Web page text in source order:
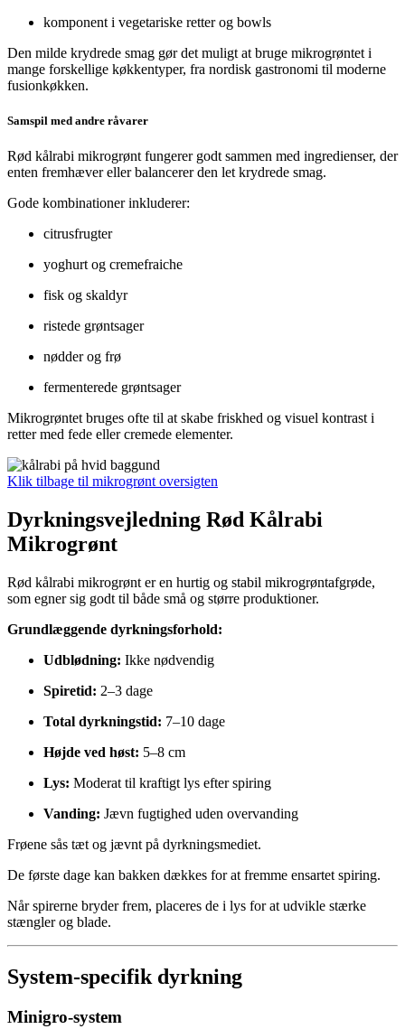
komponent i vegetariske retter og bowls
Den milde krydrede smag gør det muligt at bruge mikrogrøntet i
mange forskellige køkkentyper, fra nordisk gastronomi til moderne
fusionkøkken.
Samspil med andre råvarer
Rød kålrabi mikrogrønt fungerer godt sammen med ingredienser, der
enten fremhæver eller balancerer den let krydrede smag.
Gode kombinationer inkluderer:
citrusfrugter
yoghurt og cremefraiche
fisk og skaldyr
ristede grøntsager
nødder og frø
fermenterede grøntsager
Mikrogrøntet bruges ofte til at skabe friskhed og visuel kontrast i
retter med fede eller cremede elementer.
Klik tilbage til mikrogrønt oversigten
Dyrkningsvejledning Rød Kålrabi
Mikrogrønt
Rød kålrabi mikrogrønt er en hurtig og stabil mikrogrøntafgrøde,
som egner sig godt til både små og større produktioner.
Grundlæggende dyrkningsforhold:
Udblødning: Ikke nødvendig
Spiretid: 2–3 dage
Total dyrkningstid: 7–10 dage
Højde ved høst: 5–8 cm
Lys: Moderat til kraftigt lys efter spiring
Vanding: Jævn fugtighed uden overvanding
Frøene sås tæt og jævnt på dyrkningsmediet.
De første dage kan bakken dækkes for at fremme ensartet spiring.
Når spirerne bryder frem, placeres de i lys for at udvikle stærke
stængler og blade.
System-specifik dyrkning
Minigro-system